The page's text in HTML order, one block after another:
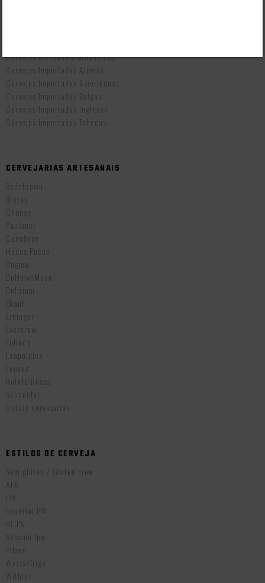
Cervejas Artesanais Brasileiras
Cervejas Importadas Alemãs
Cervejas Importadas Americanas
Cervejas Importadas Belgas
Cervejas Importadas Inglesas
Cervejas Importadas Tchecas
CERVEJARIAS ARTESANAIS
Bodebrown
Brotas
Chimay
Paulaner
Czechvar
Hocus Pocus
Dogma
DeHalveMaan
Delirium
Ekaut
Erdinger
Everbrew
Fuller’s
Leopoldina
Leuven
Roleta Russa
Schneider
Outras cervejarias
ESTILOS DE CERVEJA
Sem glúten / Gluten Free
APA
IPA
Imperial IPA
NEIPA
Session Ipa
Pilsen
Weiss/Trigo
Witbier